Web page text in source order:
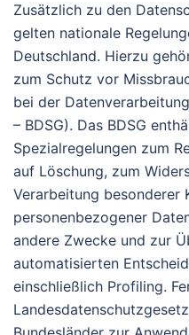
Zusätzlich zu den
gelten nationale
Deutschland. Hierzu
zum Schutz vor
bei der
– BDSG). Das BDSG
Spezialregelungen zum
auf Löschung, zum
Verarbeitung besonderer
personenbezogener
andere Zwecke und zur
automatisierten
einschließlich Profiling.